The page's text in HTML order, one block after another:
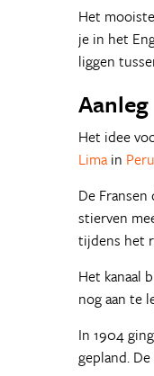
Het
je in het
liggen
Aanleg
Het idee
Lima in Peru
De
stierven
tijdens het
Het kanaal
nog aan te
In 1904
gepland.